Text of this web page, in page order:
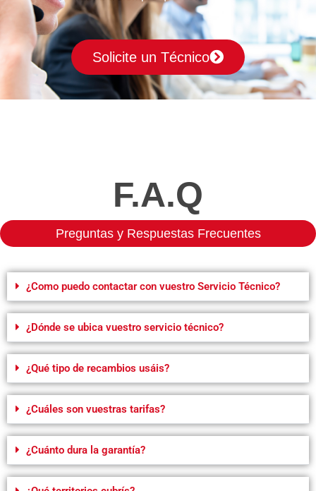
Solicite un Técnico
F.A.Q
Preguntas y Respuestas Frecuentes
¿Como puedo contactar con vuestro Servicio Técnico?
¿Dónde se ubica vuestro servicio técnico?
¿Qué tipo de recambios usáis?
¿Cuáles son vuestras tarifas?
¿Cuánto dura la garantía?